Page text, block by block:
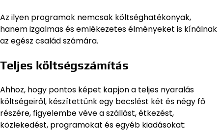
Az ilyen programok nemcsak költséghatékonyak,
hanem izgalmas és emlékezetes élményeket is kínálnak
az egész család számára.
Teljes költségszámítás
Ahhoz, hogy pontos képet kapjon a teljes nyaralás
költségeiről, készítettünk egy becslést két és négy fő
részére, figyelembe véve a szállást, étkezést,
közlekedést, programokat és egyéb kiadásokat: